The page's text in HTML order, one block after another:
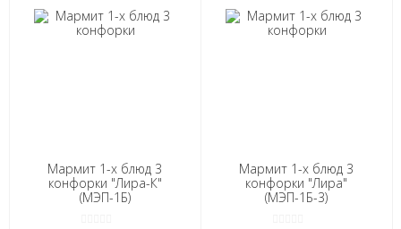
Мармит 1-х блюд 3
конфорки "Лира-К"
(МЭП-1Б)
Мармит 1-х блюд 3
конфорки "Лира"
(МЭП-1Б-3)